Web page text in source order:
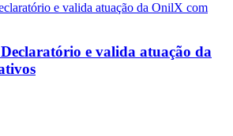
e valida atuação da